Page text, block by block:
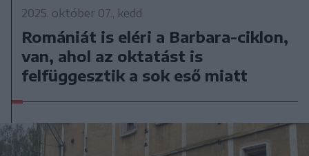
2025. október 07., kedd
Romániát is eléri a Barbara-ciklon,
van, ahol az oktatást is
felfüggesztik a sok eső miatt